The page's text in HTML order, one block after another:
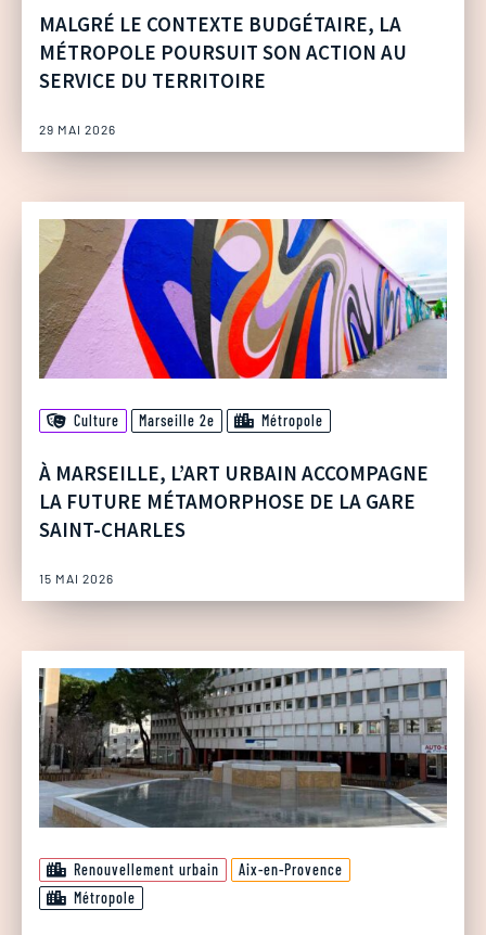
MALGRÉ LE CONTEXTE BUDGÉTAIRE, LA
MÉTROPOLE POURSUIT SON ACTION AU
SERVICE DU TERRITOIRE
29 MAI 2026
Culture Marseille 2e Métropole
À MARSEILLE, L’ART URBAIN ACCOMPAGNE
LA FUTURE MÉTAMORPHOSE DE LA GARE
SAINT-CHARLES
15 MAI 2026
Renouvellement urbain
Aix-en-Provence
Métropole